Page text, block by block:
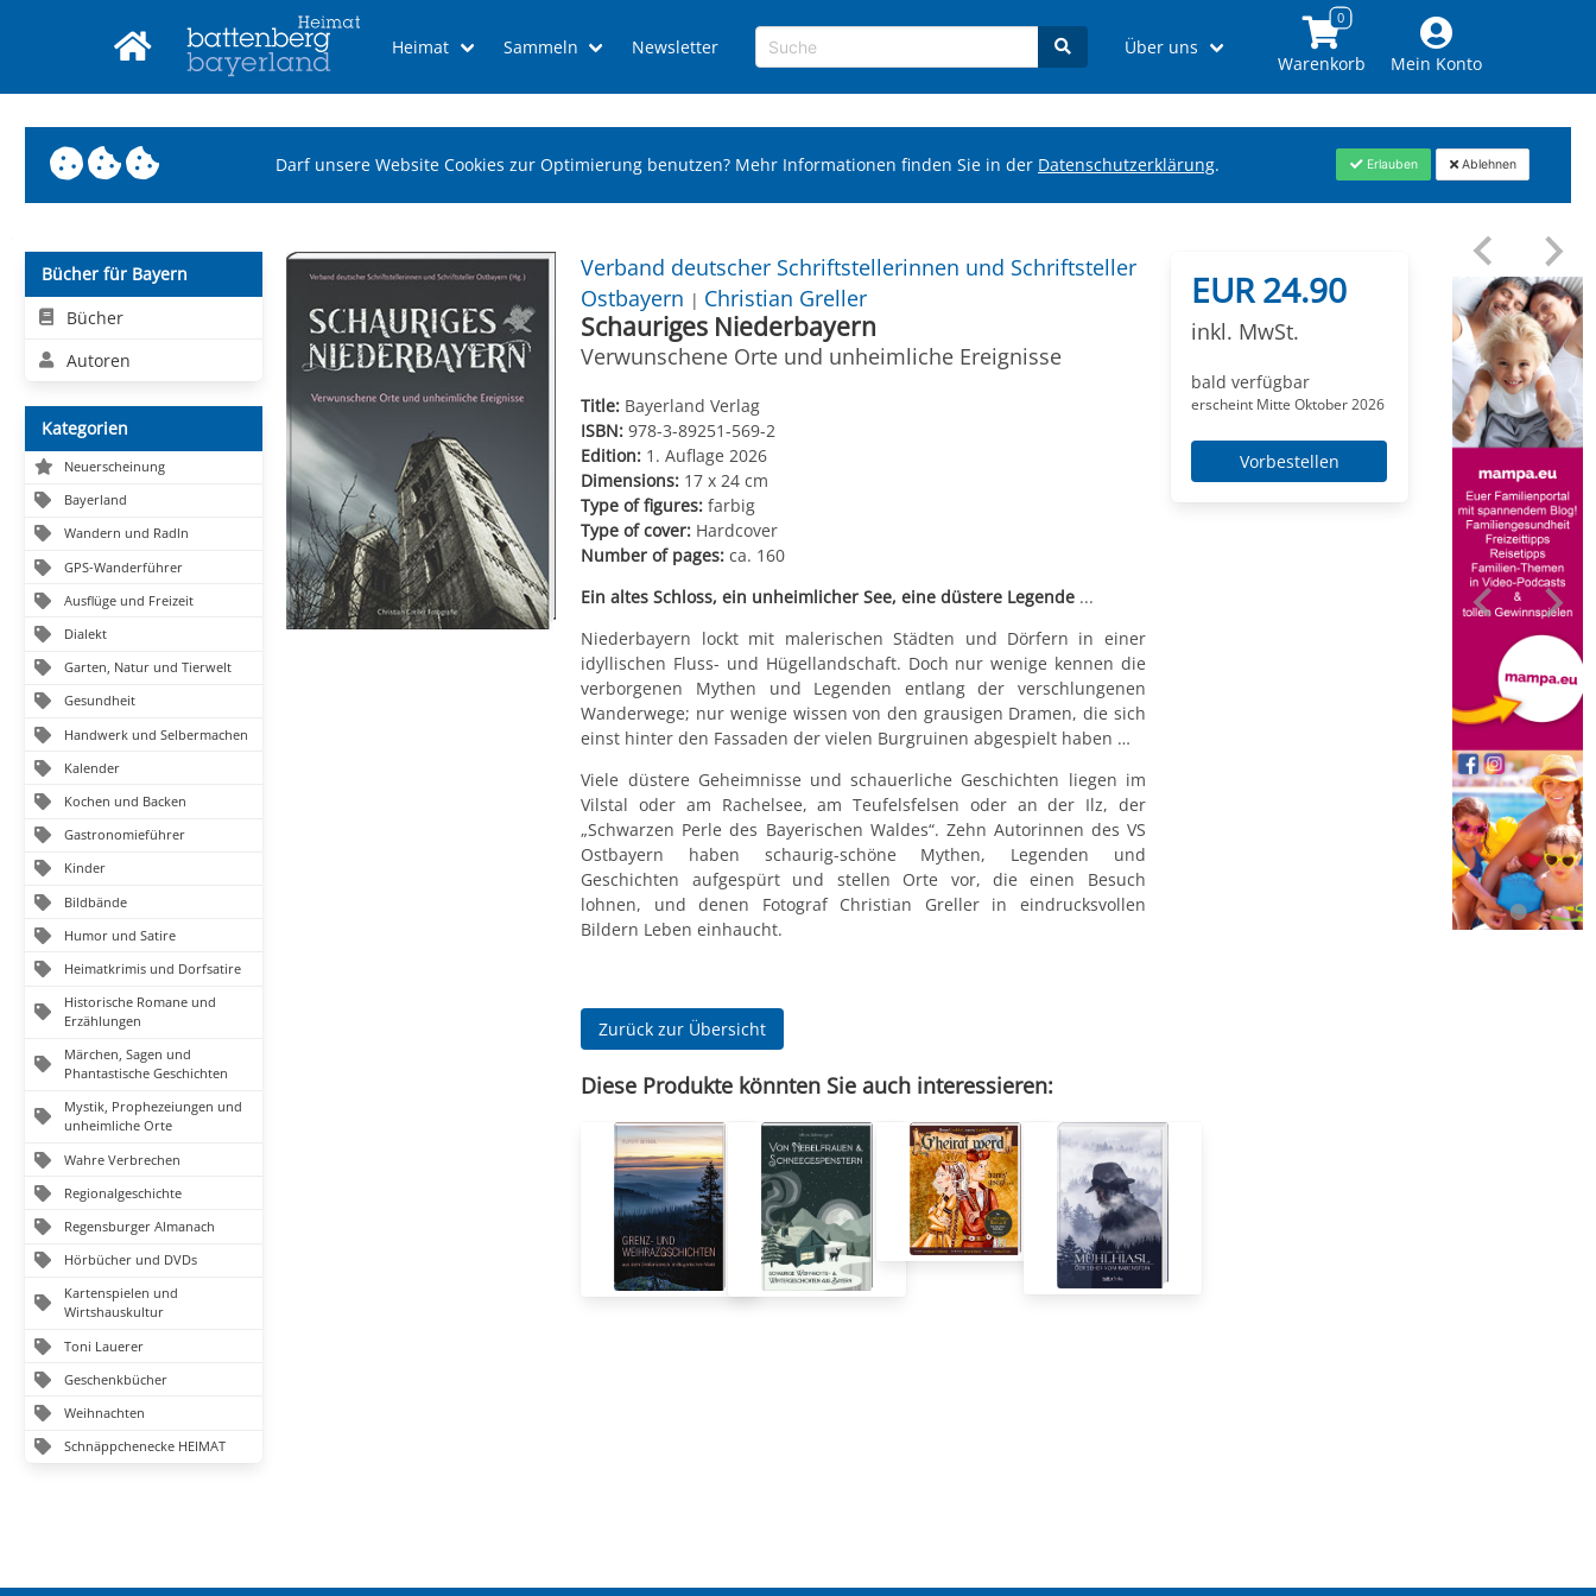
Heimat Sammeln Newsletter Über uns
Warenkorb Mein Konto
Darf unsere Website Cookies zur Optimierung benutzen? Mehr Informationen finden Sie in der Datenschutzerklärung. Erlauben Ablehnen
Bücher für Bayern
Bücher
Autoren
Kategorien
Neuerscheinung
Bayerland
Wandern und Radln
GPS-Wanderführer
Ausflüge und Freizeit
Dialekt
Garten, Natur und Tierwelt
Gesundheit
Handwerk und Selbermachen
Kalender
Kochen und Backen
Gastronomieführer
Kinder
Bildbände
Humor und Satire
Heimatkrimis und Dorfsatire
Historische Romane und
Erzählungen
Märchen, Sagen und
Phantastische Geschichten
Mystik, Prophezeiungen und
unheimliche Orte
Wahre Verbrechen
Regionalgeschichte
Regensburger Almanach
Hörbücher und DVDs
Kartenspielen und
Wirtshauskultur
Toni Lauerer
Geschenkbücher
Weihnachten
Schnäppchenecke HEIMAT
Verband deutscher Schriftstellerinnen und Schriftsteller
Ostbayern | Christian Greller
Schauriges Niederbayern
Verwunschene Orte und unheimliche Ereignisse
Title: Bayerland Verlag
ISBN: 978-3-89251-569-2
Edition: 1. Auflage 2026
Dimensions: 17 x 24 cm
Type of figures: farbig
Type of cover: Hardcover
Number of pages: ca. 160
Ein altes Schloss, ein unheimlicher See, eine düstere Legende ...
Niederbayern lockt mit malerischen Städten und Dörfern in einer
idyllischen Fluss- und Hügellandschaft. Doch nur wenige kennen die
verborgenen Mythen und Legenden entlang der verschlungenen
Wanderwege; nur wenige wissen von den grausigen Dramen, die sich
einst hinter den Fassaden der vielen Burgruinen abgespielt haben …
Viele düstere Geheimnisse und schauerliche Geschichten liegen im
Vilstal oder am Rachelsee, am Teufelsfelsen oder an der Ilz, der
„Schwarzen Perle des Bayerischen Waldes“. Zehn Autorinnen des VS
Ostbayern haben schaurig-schöne Mythen, Legenden und
Geschichten aufgespürt und stellen Orte vor, die einen Besuch
lohnen, und denen Fotograf Christian Greller in eindrucksvollen
Bildern Leben einhaucht.
Zurück zur Übersicht
Diese Produkte könnten Sie auch interessieren:
EUR 24.90
inkl. MwSt.
bald verfügbar
erscheint Mitte Oktober 2026
Vorbestellen